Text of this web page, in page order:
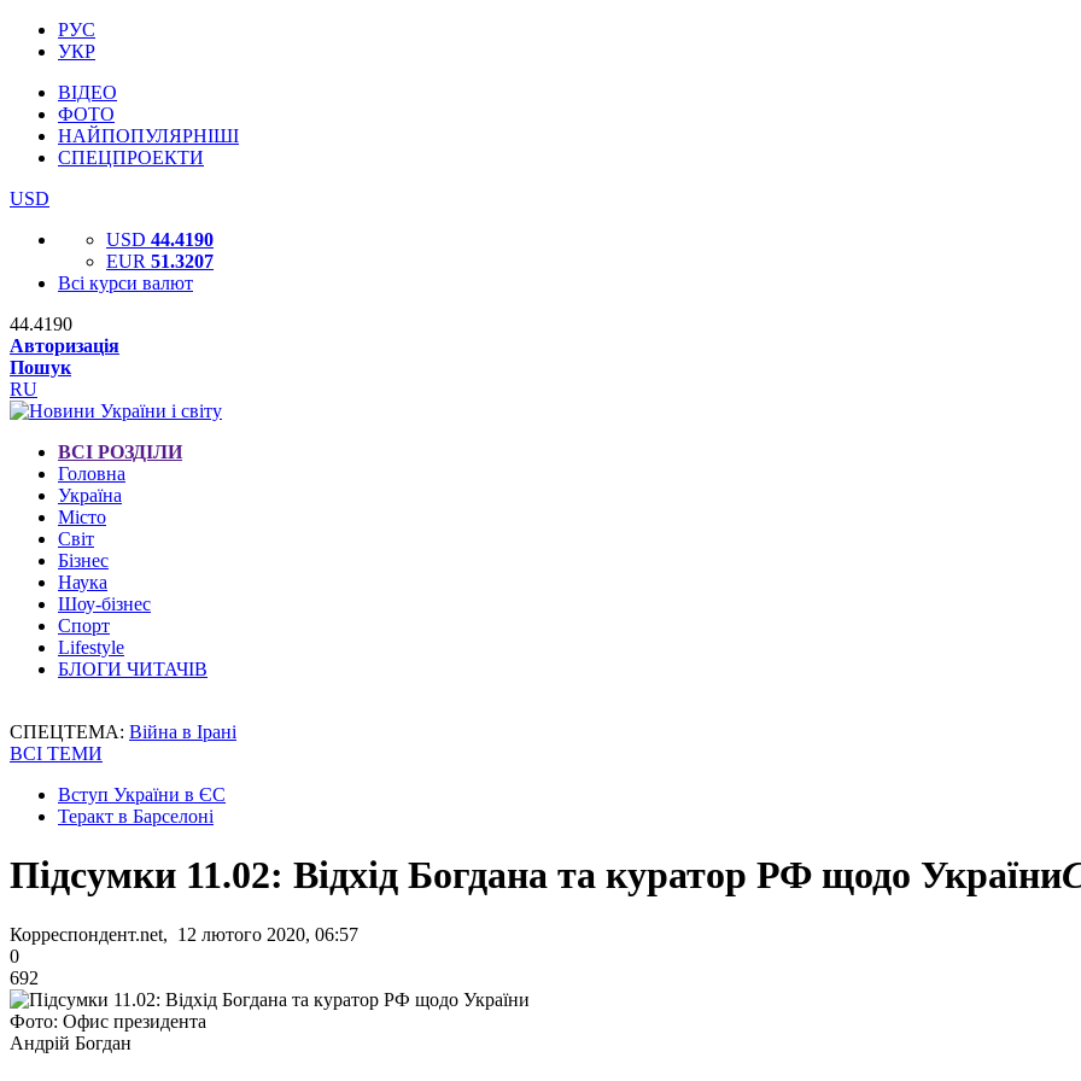
РУС
УКР
ВІДЕО
ФОТО
НАЙПОПУЛЯРНІШІ
СПЕЦПРОЕКТИ
USD
USD 44.4190
EUR 51.3207
Всі курси валют
44.4190
Авторизація
Пошук
RU
ВСІ РОЗДІЛИ
Головна
Україна
Місто
Світ
Бізнес
Наука
Шоу-бізнес
Спорт
Lifestyle
БЛОГИ ЧИТАЧІВ
СПЕЦТЕМА: Війна в Ірані
ВСІ ТЕМИ
Вступ України в ЄС
Теракт в Барселоні
Підсумки 11.02: Відхід Богдана та куратор РФ щодо України
Корреспондент.net, 12 лютого 2020, 06:57
0
692
Фото: Офис президента
Андрій Богдан